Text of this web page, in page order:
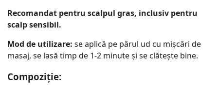
Recomandat pentru scalpul gras, inclusiv pentru
scalp sensibil.
Mod de utilizare: se aplică pe părul ud cu mișcări de
masaj, se lasă timp de 1-2 minute și se clătește bine.
Compoziţie: